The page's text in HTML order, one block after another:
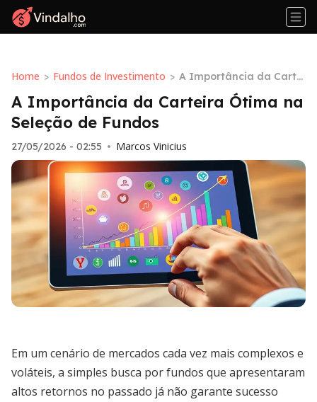
Home > Fundos de Investimento > A Importância da Cartei
ra Ótima na Seleção de
Fundos
A Importância da Carteira Ótima na
Seleção de Fundos
27/05/2026 - 02:55 • Marcos Vinicius
Em um cenário de mercados cada vez mais complexos e
voláteis, a simples busca por fundos que apresentaram
altos retornos no passado já não garante sucesso